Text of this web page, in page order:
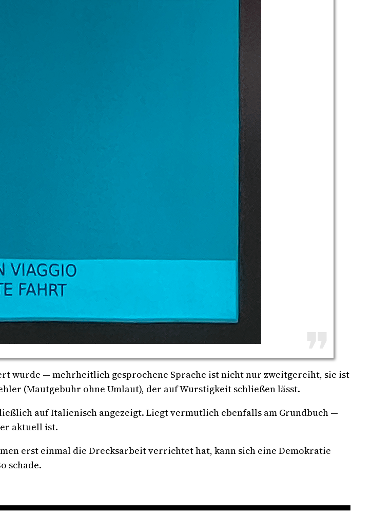
wurde — mehrheitlich gesprochene Sprache ist nicht nur zweitgereiht, sie ist
(Mautgebuhr ohne Umlaut), der auf Wurstigkeit schließen lässt.
auf Italienisch angezeigt. Liegt vermutlich ebenfalls am Grundbuch —
aktuell ist.
erst einmal die Drecksarbeit verrichtet hat, kann sich eine Demokratie
schade.